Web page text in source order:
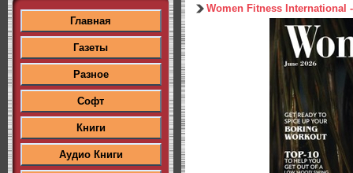
Главная
Газеты
Разное
Софт
Книги
Аудио Книги
Women Fitness International